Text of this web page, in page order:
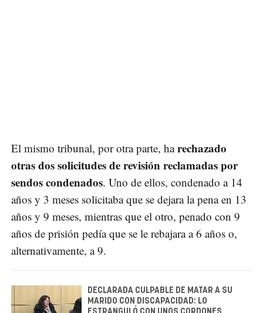
El mismo tribunal, por otra parte, harechazado
otras dos solicitudes de revisión reclamadas por
sendos condenados. Uno de ellos, condenado a 14
años y 3 meses solicitaba que se dejara la pena en 13
años y 9 meses, mientras que el otro, penado con 9
años de prisión pedía que se le rebajara a 6 años o,
alternativamente, a 9.
DECLARADA CULPABLE DE MATAR A SU
MARIDO CON DISCAPACIDAD: LO